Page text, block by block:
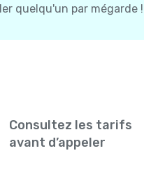
quelqu'un par mégarde !
Consultez les tarifs
avant d’appeler